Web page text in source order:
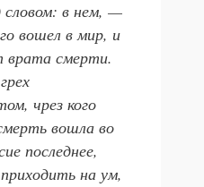
словом: в нем, —
вошел в мир, и
врата смерти.
чрез кого
вошла во
последнее,
на ум,